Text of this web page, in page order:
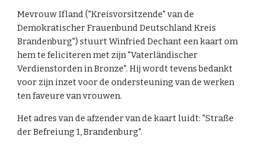
Mevrouw Ifland ("Kreisvorsitzende" van de
Demokratischer Frauenbund Deutschland Kreis
Brandenburg") stuurt Winfried Dechant een kaart om
hem te feliciteren met zijn "Vaterländischer
Verdienstorden in Bronze". Hij wordt tevens bedankt
voor zijn inzet voor de ondersteuning van de werken
ten faveure van vrouwen.
Het adres van de afzender van de kaart luidt: "Straße
der Befreiung 1, Brandenburg".